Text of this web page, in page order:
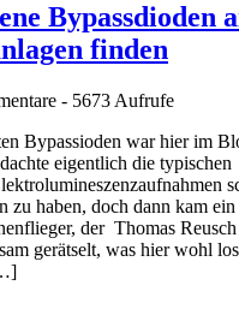
Bypassdioden
finden
- 5673 Aufrufe
Bypassioden war hier im
eigentlich die typischen
zu haben, doch dann kam
der Thomas
gerätselt, was hier wohl